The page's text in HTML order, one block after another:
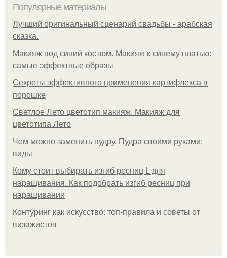
Популярные материалы
Лучший оригинальный сценарий свадьбы - арабская
сказка.
Макияж под синий костюм. Макияж к синему платью:
самые эффектные образы
Секреты эффективного применения картифлекса в
порошке
Светлое Лето цветотип макияж. Макияж для
цветотипа Лето
Чем можно заменить пудру. Пудра своими руками:
виды
Кому стоит выбирать изгиб ресниц L для
наращивания. Как подобрать изгиб ресниц при
наращивании
Контуринг как искусство: топ-правила и советы от
визажистов